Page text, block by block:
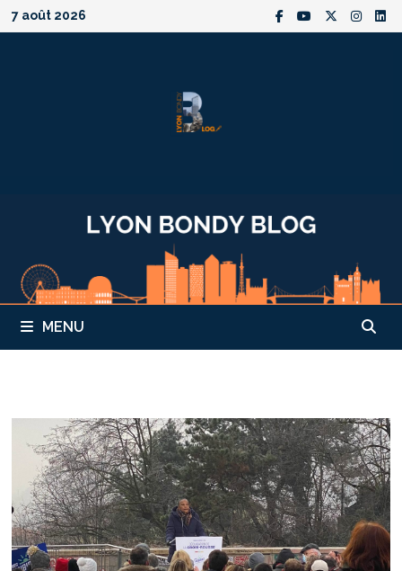
Passer
au
7 août 2026
MENU